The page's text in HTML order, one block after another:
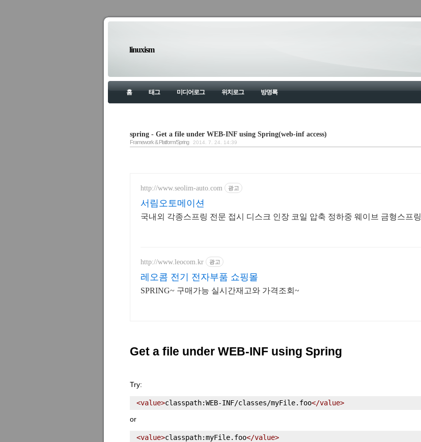
linuxism
홈 태그 미디어로그 위치로그 방명록
spring - Get a file under WEB-INF using Spring(web-inf access)
Framework & Platform/Spring 2014. 7. 24. 14:39
http://www.seolim-auto.com 광고
서림오토메이션
국내외 각종스프링 전문 접시 디스크 인장 코일 압축 정하중 웨이브 금형스프링
http://www.leocom.kr 광고
레오콤 전기 전자부품 쇼핑몰
SPRING~ 구매가능 실시간재고와 가격조회~
Get a file under WEB-INF using Spring
Try:
<value>classpath:WEB-INF/classes/myFile.foo</value>
or
<value>classpath:myFile.foo</value>